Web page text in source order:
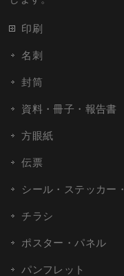
印刷
名刺
封筒
資料・冊子・報告書
方眼紙
伝票
シール・ステッカー
チラシ
ポスター・パネル
パンフレット